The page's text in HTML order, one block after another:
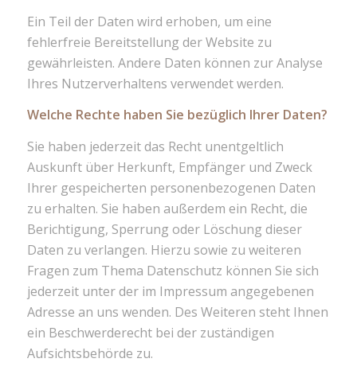
Ein Teil der Daten wird erhoben, um eine
fehlerfreie Bereitstellung der Website zu
gewährleisten. Andere Daten können zur Analyse
Ihres Nutzerverhaltens verwendet werden.
Welche Rechte haben Sie bezüglich Ihrer Daten?
Sie haben jederzeit das Recht unentgeltlich
Auskunft über Herkunft, Empfänger und Zweck
Ihrer gespeicherten personenbezogenen Daten
zu erhalten. Sie haben außerdem ein Recht, die
Berichtigung, Sperrung oder Löschung dieser
Daten zu verlangen. Hierzu sowie zu weiteren
Fragen zum Thema Datenschutz können Sie sich
jederzeit unter der im Impressum angegebenen
Adresse an uns wenden. Des Weiteren steht Ihnen
ein Beschwerderecht bei der zuständigen
Aufsichtsbehörde zu.